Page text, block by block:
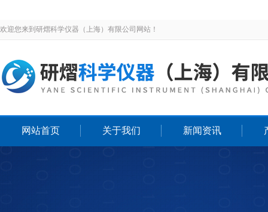
欢迎您来到研熠科学仪器（上海）有限公司网站！
网站首页 关于我们 新闻资讯